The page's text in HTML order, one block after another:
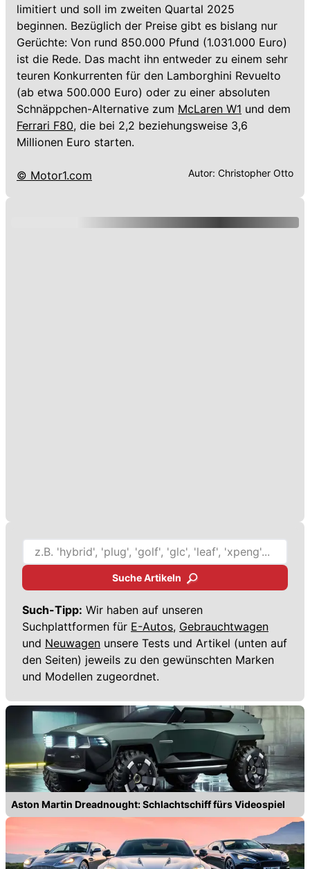
Suche Artikeln
Such-Tipp: Wir haben auf unseren
Suchplattformen für E-Autos, Gebrauchtwagen
und Neuwagen unsere Tests und Artikel (unten auf
den Seiten) jeweils zu den gewünschten Marken
und Modellen zugeordnet.
Aston Martin Dreadnought: Schlachtschiff fürs Videospiel
limitiert und soll im zweiten Quartal 2025
beginnen. Bezüglich der Preise gibt es bislang nur
Gerüchte: Von rund 850.000 Pfund (1.031.000 Euro)
ist die Rede. Das macht ihn entweder zu einem sehr
teuren Konkurrenten für den Lamborghini Revuelto
(ab etwa 500.000 Euro) oder zu einer absoluten
Schnäppchen-Alternative zum McLaren W1 und dem
Ferrari F80, die bei 2,2 beziehungsweise 3,6
Millionen Euro starten.
© Motor1.com Autor: Christopher Otto